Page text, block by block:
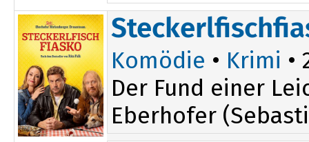
Komödie • Krimi •
Der Fund einer
Eberhofer